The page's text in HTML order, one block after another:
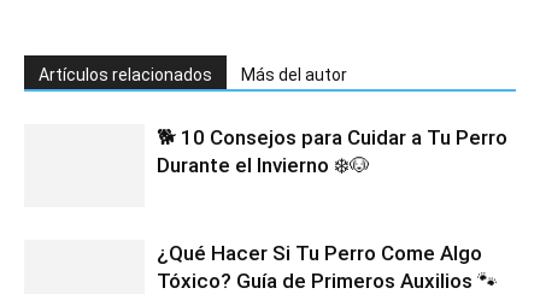
Artículos relacionados Más del autor
🐕 10 Consejos para Cuidar a Tu Perro
Durante el Invierno ❄️🐶
¿Qué Hacer Si Tu Perro Come Algo
Tóxico? Guía de Primeros Auxilios 🐾